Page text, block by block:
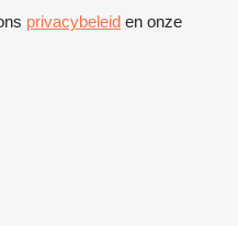
privacybeleid en onze